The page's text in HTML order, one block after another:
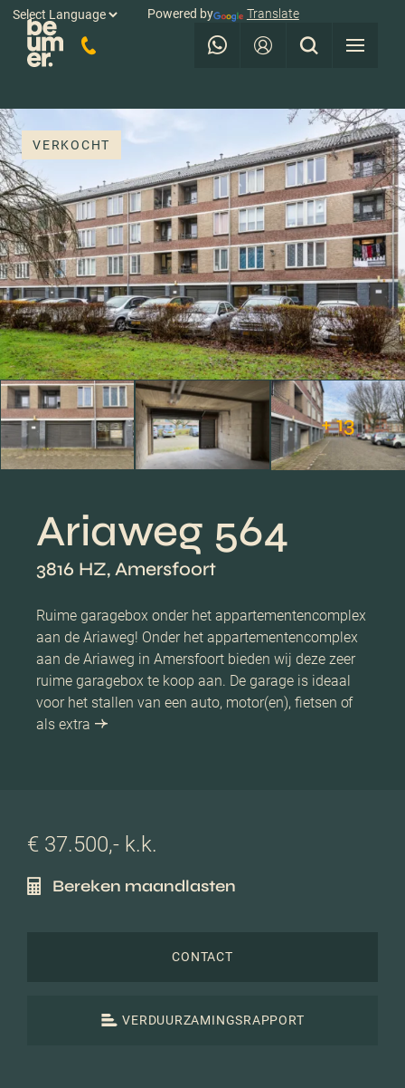
Powered by Translate
VERKOCHT
+ 13
Ariaweg 564
3816 HZ, Amersfoort
Ruime garagebox onder het appartementencomplex
aan de Ariaweg! Onder het appartementencomplex
aan de Ariaweg in Amersfoort bieden wij deze zeer
ruime garagebox te koop aan. De garage is ideaal
voor het stallen van een auto, motor(en), fietsen of
als extra
€ 37.500,- k.k.
Bereken maandlasten
CONTACT
VERDUURZAMINGSRAPPORT